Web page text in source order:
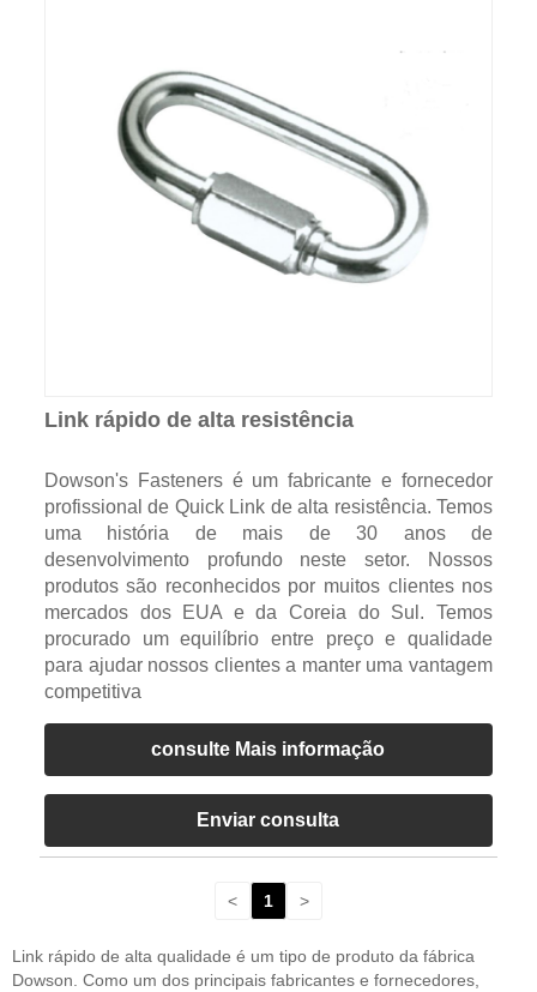
Link rápido de alta resistência
Dowson's Fasteners é um fabricante e fornecedor
profissional de Quick Link de alta resistência. Temos
uma história de mais de 30 anos de
desenvolvimento profundo neste setor. Nossos
produtos são reconhecidos por muitos clientes nos
mercados dos EUA e da Coreia do Sul. Temos
procurado um equilíbrio entre preço e qualidade
para ajudar nossos clientes a manter uma vantagem
competitiva
consulte Mais informação
Enviar consulta
< 1 >
Link rápido de alta qualidade é um tipo de produto da fábrica
Dowson. Como um dos principais fabricantes e fornecedores,